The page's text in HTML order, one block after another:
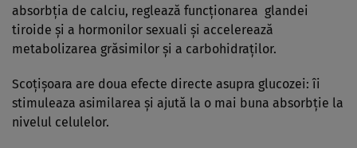
absorbţia de calciu, reglează funcţionarea glandei
tiroide şi a hormonilor sexuali şi accelerează
metabolizarea grăsimilor şi a carbohidraţilor.
Scoţişoara are doua efecte directe asupra glucozei: îi
stimuleaza asimilarea şi ajută la o mai buna absorbţie la
nivelul celulelor.